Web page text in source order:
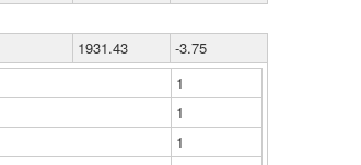
1931.43
-3.75
1
1
1